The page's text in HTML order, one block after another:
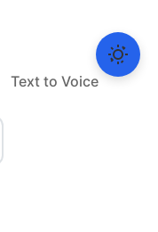
Text to Voice